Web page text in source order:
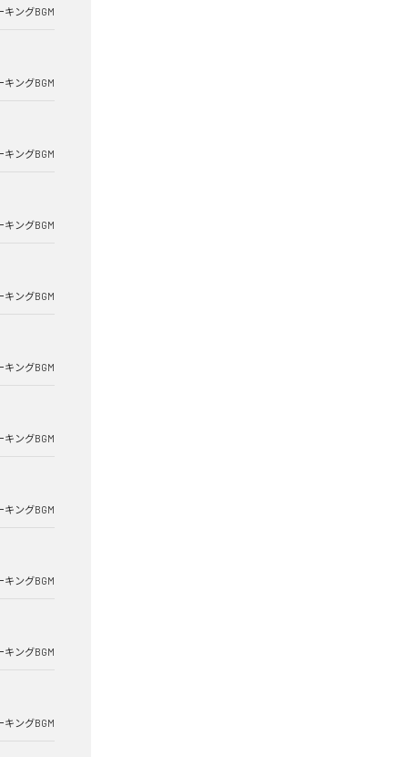
キングBGM
キングBGM
キングBGM
キングBGM
キングBGM
キングBGM
キングBGM
キングBGM
キングBGM
キングBGM
キングBGM